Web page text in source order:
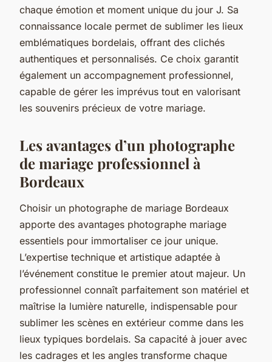
chaque émotion et moment unique du jour J. Sa
connaissance locale permet de sublimer les lieux
emblématiques bordelais, offrant des clichés
authentiques et personnalisés. Ce choix garantit
également un accompagnement professionnel,
capable de gérer les imprévus tout en valorisant
les souvenirs précieux de votre mariage.
Les avantages d’un photographe
de mariage professionnel à
Bordeaux
Choisir un photographe de mariage Bordeaux
apporte des avantages photographe mariage
essentiels pour immortaliser ce jour unique.
L’expertise technique et artistique adaptée à
l’événement constitue le premier atout majeur. Un
professionnel connaît parfaitement son matériel et
maîtrise la lumière naturelle, indispensable pour
sublimer les scènes en extérieur comme dans les
lieux typiques bordelais. Sa capacité à jouer avec
les cadrages et les angles transforme chaque